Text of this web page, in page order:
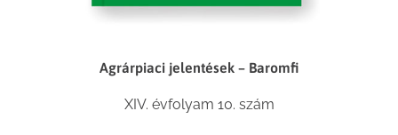
Agrárpiaci jelentések – Baromfi
XIV. évfolyam 10. szám